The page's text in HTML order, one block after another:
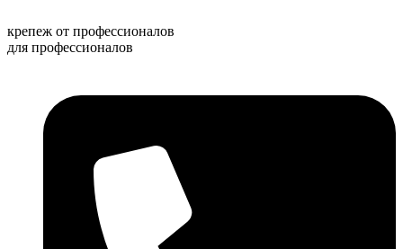
к
содержимому
крепеж от профессионалов
для профессионалов